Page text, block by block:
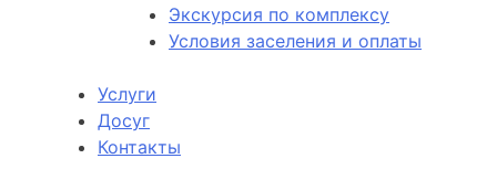
Экскурсия по комплексу
Условия заселения и оплаты
Услуги
Досуг
Контакты